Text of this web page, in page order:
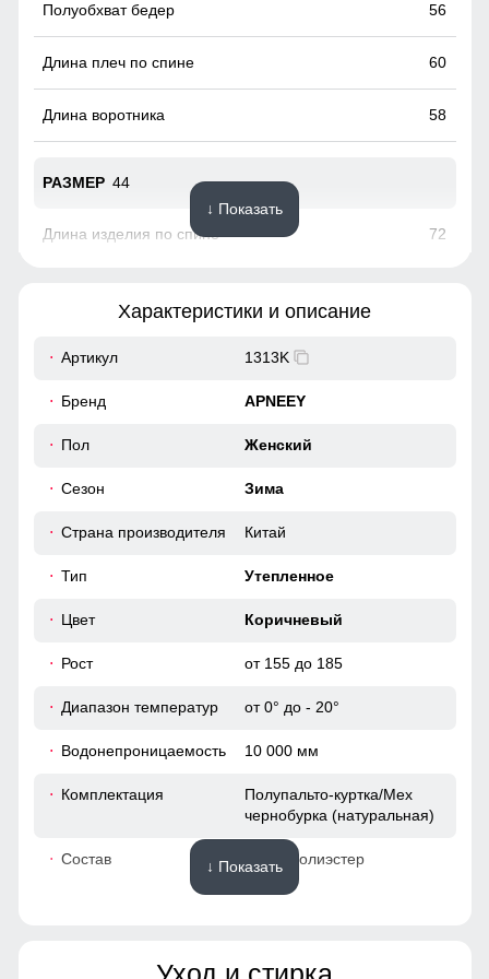
манжетов, выполнена с особой тщательностью, добавляя
его владельца. Эти мелочи создают уникальный стиль и
непревзойденную защиту от дождя. Мембранные
оставаться активным в любую погоду, не беспокоясь о
56
60
58
44
72
60
↓ Показать
Характеристики и описание
Артикул 1313K
Бренд APNEEY
Пол Женский
Сезон Зима
Страна производителя Китай
Тип Утепленное
Цвет Коричневый
Рост от 155 до 185
Диапазон температур от 0° до - 20°
Водонепроницаемость 10 000 мм
Комплектация
Полупальто-куртка/Мех
чернобурка (натуральная)
Состав 100% Полиэстер
Мембранные материалы,
↓ Показать